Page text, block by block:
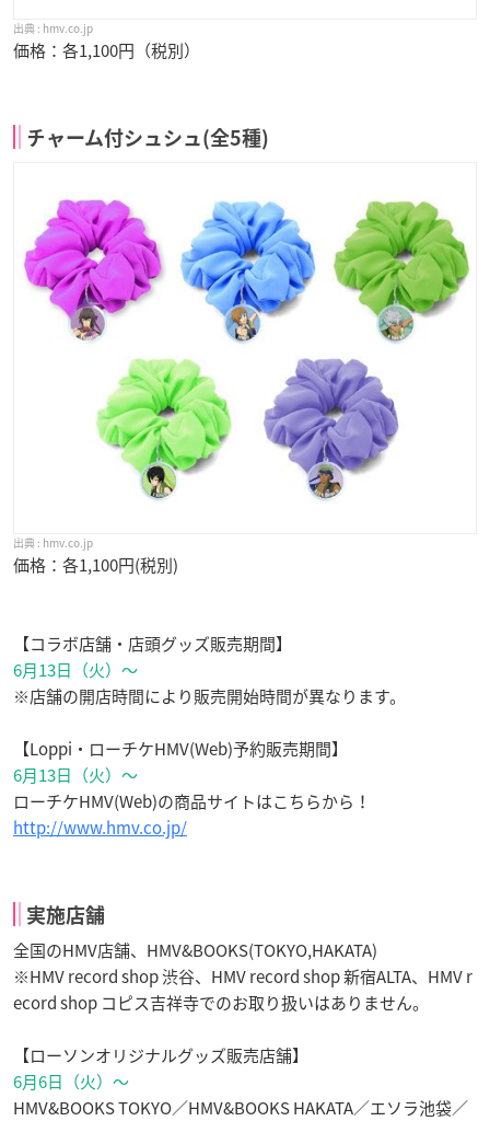
hmv.co.jp
価格：各1,100円（税別）
チャーム付シュシュ(全5種)
hmv.co.jp
価格：各1,100円(税別)
【コラボ店舗・店頭グッズ販売期間】
6月13日（火）〜
※店舗の開店時間により販売開始時間が異なります。
【Loppi・ローチケHMV(Web)予約販売期間】
6月13日（火）〜
ローチケHMV(Web)の商品サイトはこちらから！
http://www.hmv.co.jp/
実施店舗
全国のHMV店舗、HMV&BOOKS(TOKYO,HAKATA)
※HMV record shop 渋谷、HMV record shop 新宿ALTA、HMV r
ecord shop コピス吉祥寺でのお取り扱いはありません。
【ローソンオリジナルグッズ販売店舗】
6月6日（火）～
HMV&BOOKS TOKYO／HMV&BOOKS HAKATA／エソラ池袋／